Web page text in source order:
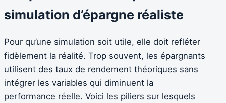
simulation d’épargne réaliste
Pour qu’une simulation soit utile, elle doit refléter
fidèlement la réalité. Trop souvent, les épargnants
utilisent des taux de rendement théoriques sans
intégrer les variables qui diminuent la
performance réelle. Voici les piliers sur lesquels